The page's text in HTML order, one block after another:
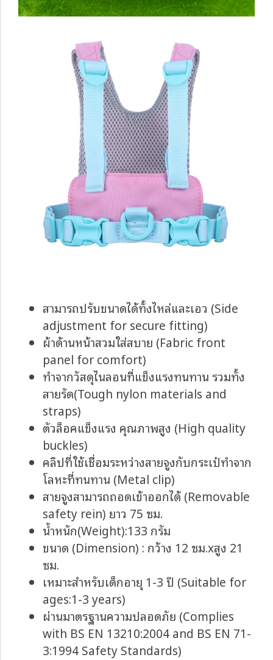
สามารถปรับขนาดได้ทั้งไหล่และเอว (Side
adjustment for secure fitting)
ผ้าด้านหน้าสวมใส่สบาย (Fabric front
panel for comfort)
ทำจากวัสดุไนลอนที่แข็งแรงทนทาน รวมทั้ง
สายรัด(Tough nylon materials and
straps)
ตัวล็อคแข็งแรง คุณภาพสูง (High quality
buckles)
คลิปที่ใช้เชื่อมระหว่างสายจูงกับกระเป๋ทำจาก
โลหะที่ทนทาน (Metal clip)
สายจูงสามารถถอดเข้าออกได้ (Removable
safety rein) ยาว 75 ซม.
น้ำหนัก(Weight):133 กรัม
ขนาด (Dimension) : กว้าง 12 ซม.xสูง 21
ซม.
เหมาะสำหรับเด็กอายุ 1-3 ปี (Suitable for
ages:1-3 years)
ผ่านมาตรฐานความปลอดภัย (Complies
with BS EN 13210:2004 and BS EN 71-
3:1994 Safety Standards)